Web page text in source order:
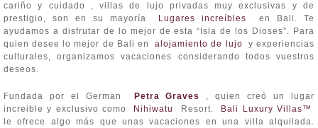
cariño y cuidado , villas de lujo privadas muy exclusivas y de
prestigio, son en su mayoría
Lugares increíbles en Bali. Te
ayudamos a disfrutar de lo mejor de esta “Isla de los Dioses”. Para
quien desee lo mejor de Bali enalojamiento de lujo y experiencias
culturales, organizamos vacaciones considerando todos vuestros
deseos.
Fundada por el German Petra Graves
, quien creó un lugar
increible y exclusivo como
Nihiwatu Resort.
Bali Luxury Villas™
le ofrece algo más que unas vacaciones en una villa alquilada.